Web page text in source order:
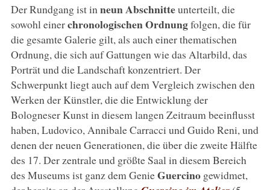
Der Rundgang ist in neun Abschnitteunterteilt, die
sowohl einerchronologischen Ordnungfolgen, die für
die gesamte Galerie gilt, als auch einer thematischen
Ordnung, die sich auf Gattungen wie das Altarbild, das
Porträt und die Landschaft konzentriert. Der
Schwerpunkt liegt auch auf dem Vergleich zwischen den
Werken der Künstler, die die Entwicklung der
Bologneser Kunst in diesem langen Zeitraum beeinflusst
haben, Ludovico, Annibale Carracci und Guido Reni, und
denen der neuen Generationen, die über die zweite Hälfte
des 17. Der zentrale und größte Saal in diesem Bereich
des Museums ist ganz dem GenieGuercinogewidmet,